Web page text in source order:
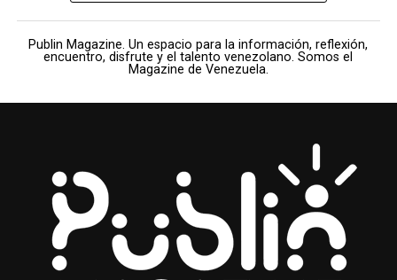
Publin Magazine. Un espacio para la información, reflexión,
encuentro, disfrute y el talento venezolano. Somos el
Magazine de Venezuela.